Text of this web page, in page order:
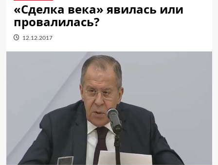
«Сделка века» явилась или
провалилась?
12.12.2017